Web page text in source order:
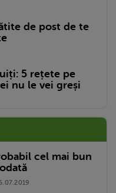
de post de te
5 rețete pe
nu le vei greși
cel mai bun